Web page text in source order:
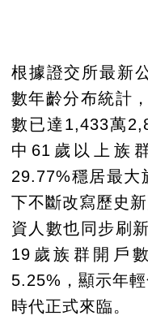
根據證交所最新
數年齡分布統計
數已達1,433萬
中61歲以上族
29.77%穩居最大
下不斷改寫歷史
資人數也同步刷
19歲族群開戶
5.25%，顯示年
時代正式來臨。